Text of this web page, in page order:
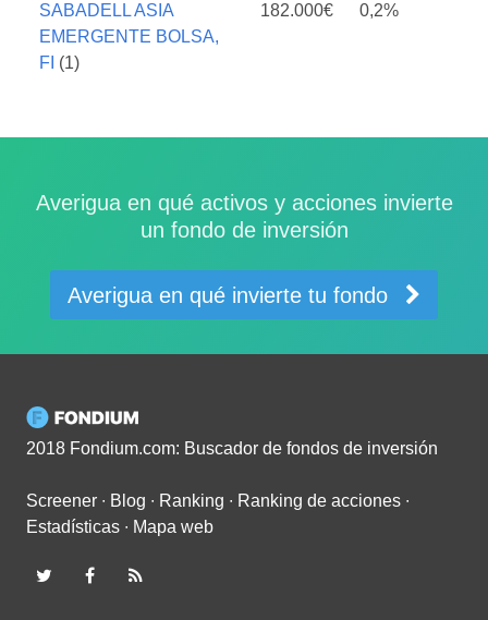
SABADELL ASIA
EMERGENTE BOLSA,
FI (1)
182.000€ 0,2%
Averigua en qué activos y acciones invierte
un fondo de inversión
Averigua en qué invierte tu fondo
2018 Fondium.com: Buscador de fondos de inversión
Screener ∙ Blog ∙ Ranking ∙ Ranking de acciones ∙
Estadísticas ∙ Mapa web